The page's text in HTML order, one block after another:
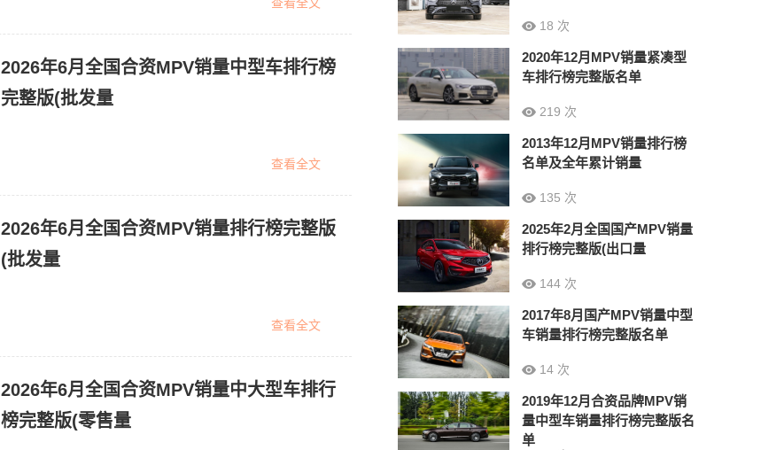
2026年6月全国合资MPV销量中型车排行榜
完整版(批发量
查看全文
2026年6月全国合资MPV销量排行榜完整版
(批发量
查看全文
2026年6月全国合资MPV销量中大型车排行
榜完整版(零售量
18 次
2020年12月MPV销量紧凑型
车排行榜完整版名单
219 次
2013年12月MPV销量排行榜
名单及全年累计销量
135 次
2025年2月全国国产MPV销量
排行榜完整版(出口量
144 次
2017年8月国产MPV销量中型
车销量排行榜完整版名单
14 次
2019年12月合资品牌MPV销
量中型车销量排行榜完整版名
单